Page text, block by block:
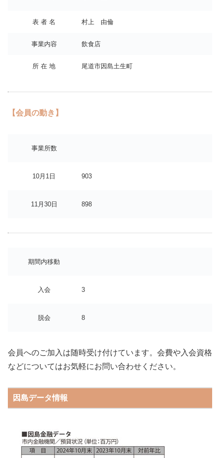
表 者 名 村上 由倫
事業内容 飲食店
所 在 地 尾道市因島土生町
【会員の動き】
事業所数
10月1日 903
11月30日 898
期間内移動
入会 3
脱会 8
会員へのご加入は随時受け付けています。会費や入会資格
などについてはお気軽にお問い合わせください。
因島データ情報